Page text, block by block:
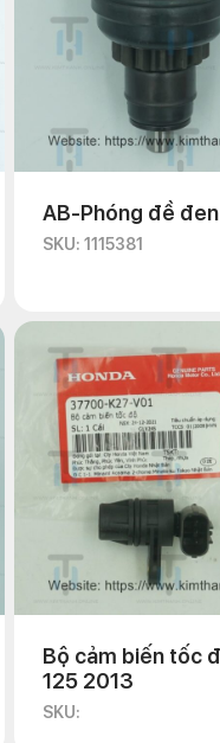
chếch về phía bên phải
khỏi bàn tay của những
AB-Phóng đề đen
SKU: 1115381
Bộ cảm biến tốc
125 2013
SKU: